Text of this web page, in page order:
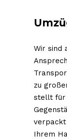
Wir sind
zu
stellt für
Ihrem